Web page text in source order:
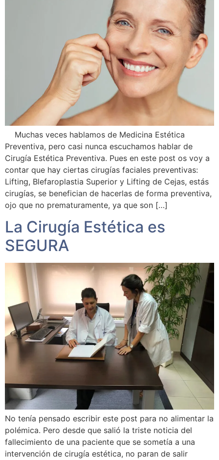
Muchas veces hablamos de Medicina Estética
Preventiva, pero casi nunca escuchamos hablar de
Cirugía Estética Preventiva. Pues en este post os voy a
contar que hay ciertas cirugías faciales preventivas:
Lifting, Blefaroplastia Superior y Lifting de Cejas, estás
cirugías, se benefician de hacerlas de forma preventiva,
ojo que no prematuramente, ya que son […]
La Cirugía Estética es
SEGURA
No tenía pensado escribir este post para no alimentar la
polémica. Pero desde que salió la triste noticia del
fallecimiento de una paciente que se sometía a una
intervención de cirugía estética, no paran de salir